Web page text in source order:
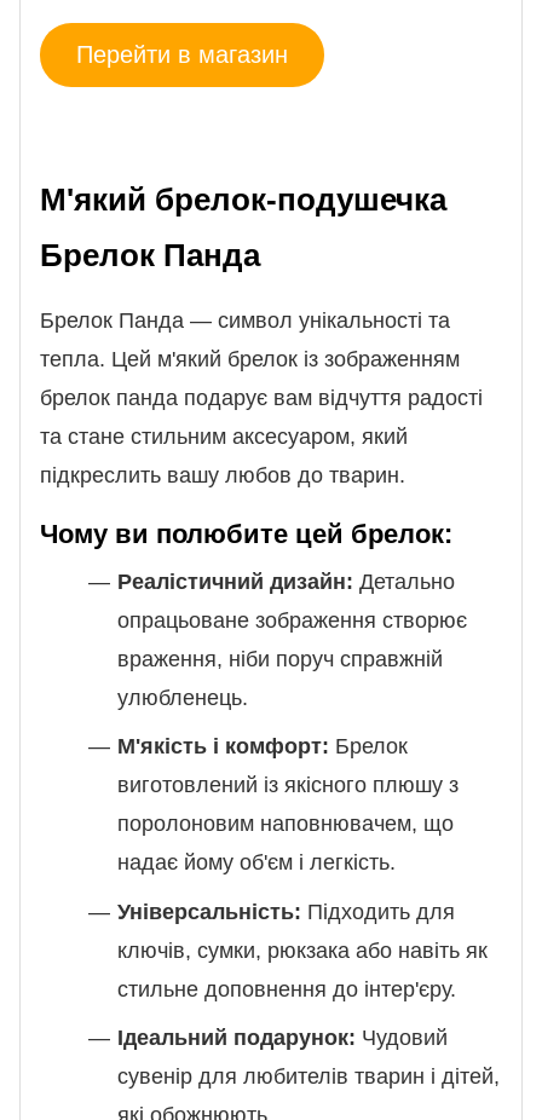
Перейти в магазин
М'який брелок-подушечка
Брелок Панда
Брелок Панда — символ унікальності та
тепла. Цей м'який брелок із зображенням
брелок панда подарує вам відчуття радості
та стане стильним аксесуаром, який
підкреслить вашу любов до тварин.
Чому ви полюбите цей брелок:
Реалістичний дизайн: Детально
опрацьоване зображення створює
враження, ніби поруч справжній
улюбленець.
М'якість і комфорт: Брелок
виготовлений із якісного плюшу з
поролоновим наповнювачем, що
надає йому об'єм і легкість.
Універсальність: Підходить для
ключів, сумки, рюкзака або навіть як
стильне доповнення до інтер'єру.
Ідеальний подарунок: Чудовий
сувенір для любителів тварин і дітей,
які обожнюють